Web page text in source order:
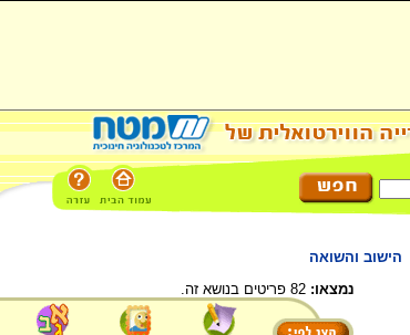
הישוב והשואה
נמצאו: